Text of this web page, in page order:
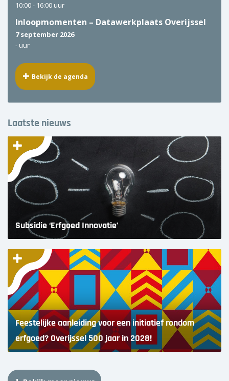
10:00 - 16:00 uur
Inloopmomenten – Datawerkplaats Overijssel
7 september 2026
- uur
Bekijk de agenda
Laatste nieuws
Subsidie ‘Erfgoed Innovatie’
Feestelijke aanleiding voor een initiatief rondom
erfgoed? Overijssel 500 jaar in 2028!